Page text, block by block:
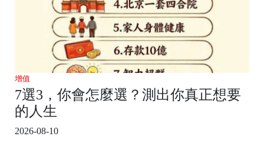
增值
7選3，你會怎麼選？測出你真正想要
的人生
2026-08-10